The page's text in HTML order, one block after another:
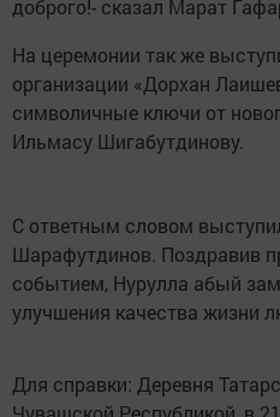
доброго!- сказал Марат
На церемонии так же
организации «Дорхан
символичные ключи от
Ильмасу Шигабутдинову.
С ответным словом
Шарафутдинов. Поздравив
событием, Нурулла абый
улучшения качества жизни
Для справки: Деревня